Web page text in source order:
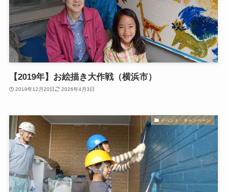
【2019年】お絵描き大作戦（横浜市）
2019年12月20日 2026年4月3日
イベント・キャンペーン